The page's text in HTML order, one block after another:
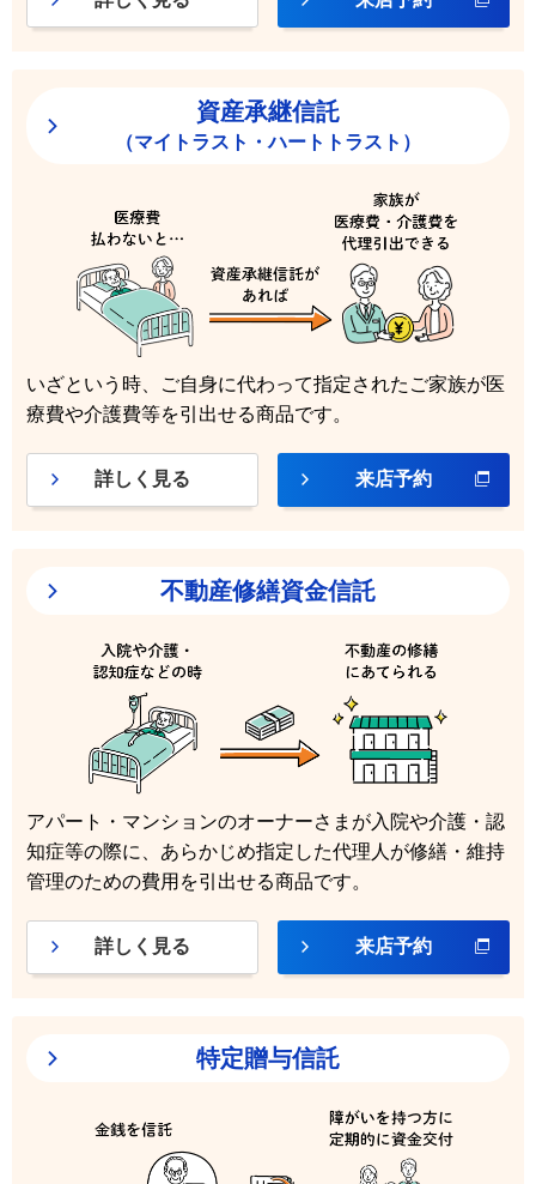
資産承継信託
（マイトラスト・ハートトラスト）
いざという時、ご自身に代わって指定されたご家族が医
療費や介護費等を引出せる商品です。
詳しく見る 来店予約
不動産修繕資金信託
アパート・マンションのオーナーさまが入院や介護・認
知症等の際に、あらかじめ指定した代理人が修繕・維持
管理のための費用を引出せる商品です。
詳しく見る 来店予約
特定贈与信託